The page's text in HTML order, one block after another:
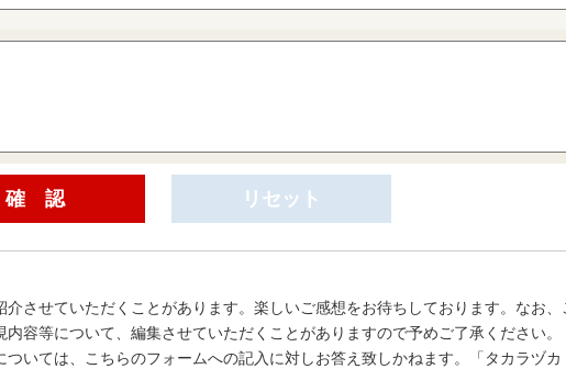
させていただくことがあります。楽しいご感想をお待ちしております。なお、
容等について、編集させていただくことがありますので予めご了承ください。
いては、こちらのフォームへの記入に対しお答え致しかねます。「タカラヅカ